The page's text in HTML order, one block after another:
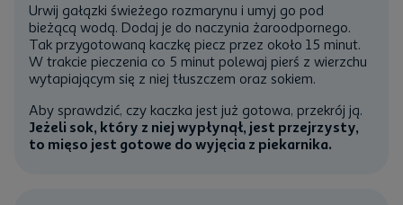
Urwij gałązki świeżego rozmarynu i umyj go pod
bieżącą wodą. Dodaj je do naczynia żaroodpornego.
Tak przygotowaną kaczkę piecz przez około 15 minut.
W trakcie pieczenia co 5 minut polewaj pierś z wierzchu
wytapiającym się z niej tłuszczem oraz sokiem.
Aby sprawdzić, czy kaczka jest już gotowa, przekrój ją.
Jeżeli sok, który z niej wypłynął, jest przejrzysty,
to mięso jest gotowe do wyjęcia z piekarnika.